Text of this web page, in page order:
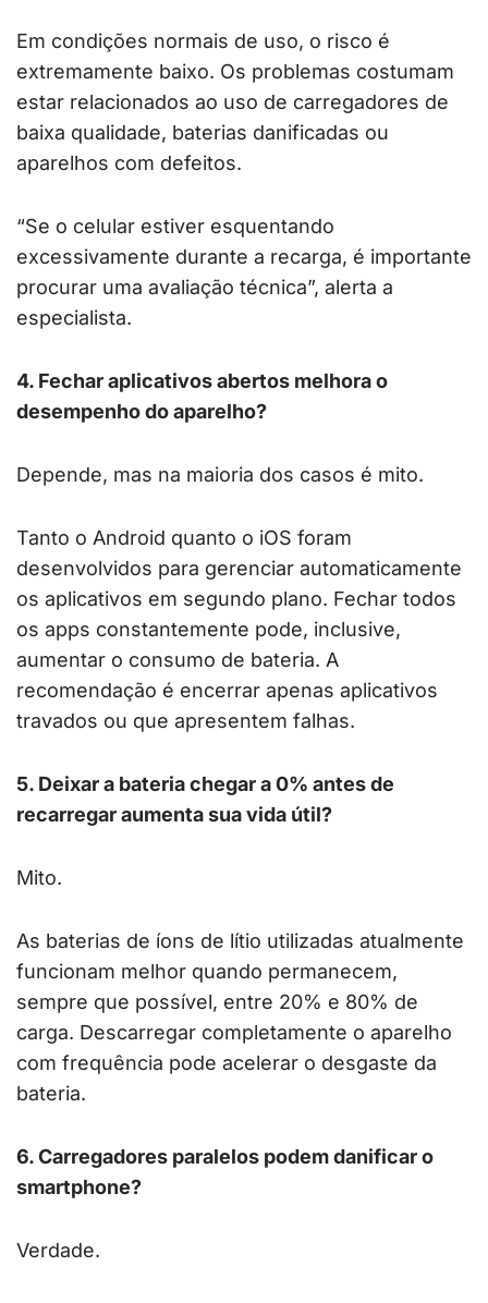
Em condições normais de uso, o risco é
extremamente baixo. Os problemas costumam
estar relacionados ao uso de carregadores de
baixa qualidade, baterias danificadas ou
aparelhos com defeitos.
“Se o celular estiver esquentando
excessivamente durante a recarga, é importante
procurar uma avaliação técnica”, alerta a
especialista.
4. Fechar aplicativos abertos melhora o
desempenho do aparelho?
Depende, mas na maioria dos casos é mito.
Tanto o Android quanto o iOS foram
desenvolvidos para gerenciar automaticamente
os aplicativos em segundo plano. Fechar todos
os apps constantemente pode, inclusive,
aumentar o consumo de bateria. A
recomendação é encerrar apenas aplicativos
travados ou que apresentem falhas.
5. Deixar a bateria chegar a 0% antes de
recarregar aumenta sua vida útil?
Mito.
As baterias de íons de lítio utilizadas atualmente
funcionam melhor quando permanecem,
sempre que possível, entre 20% e 80% de
carga. Descarregar completamente o aparelho
com frequência pode acelerar o desgaste da
bateria.
6. Carregadores paralelos podem danificar o
smartphone?
Verdade.